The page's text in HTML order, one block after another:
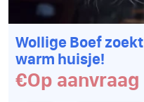
Wollige Boef zoekt
warm huisje!
€Op aanvraag